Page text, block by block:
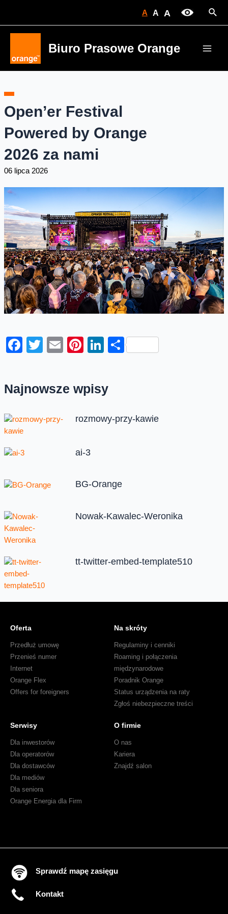
A A A
Biuro Prasowe Orange
Open’er Festival
Powered by Orange
2026 za nami
06 lipca 2026
Facebook
Twitter
EmailPinterest
LinkedIn
Share
Najnowsze wpisy
rozmowy-przy-kawie
ai-3
BG-Orange
Nowak-Kawalec-Weronika
tt-twitter-embed-template510
Oferta
Przedłuż umowę
Przenieś numer
Internet
Orange Flex
Offers for foreigners
Na skróty
Regulaminy i cenniki
Roaming i połączenia
międzynarodowe
Poradnik Orange
Status urządzenia na raty
Zgłoś niebezpieczne treści
Serwisy
Dla inwestorów
Dla operatorów
Dla dostawców
Dla mediów
Dla seniora
Orange Energia dla Firm
O firmie
O nas
Kariera
Znajdź salon
Sprawdź mapę zasięgu
Kontakt